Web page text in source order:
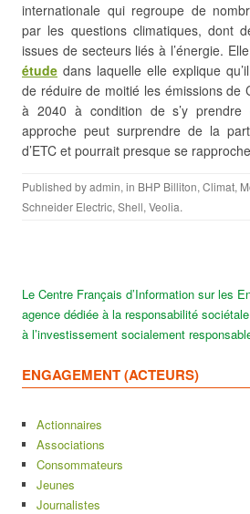
internationale qui regroupe de
par les questions climatiques, dont
issues de secteurs liés à l’énergie.
étude dans laquelle elle explique
de réduire de moitié les émissions de
à 2040 à condition de s’y prendre
approche peut surprendre de la
d’ETC et pourrait presque se
Published byadmin, in BHP Billiton, Climat,
Schneider Electric, Shell, Veolia.
Le Centre Français d’Information sur les
agence dédiée à la responsabilité
à l’investissement socialement
ENGAGEMENT (ACTEURS)
Actionnaires
Associations
Consommateurs
Jeunes
Journalistes